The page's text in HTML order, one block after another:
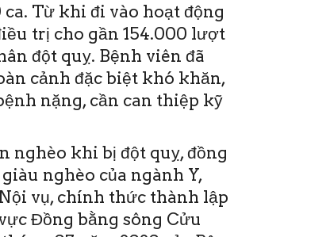
Từ khi đi vào hoạt động
trị cho gần 154.000 lượt
đột quỵ. Bệnh viên đã
cảnh đặc biệt khó khăn,
nặng, cần can thiệp kỹ
nghèo khi bị đột quỵ, đồng
nghèo của ngành Y,
vụ, chính thức thành lập
Đồng bằng sông Cửu